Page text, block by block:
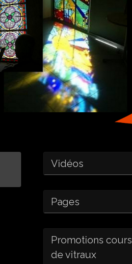
Vidéos
Pages
Promotions cours
de vitraux